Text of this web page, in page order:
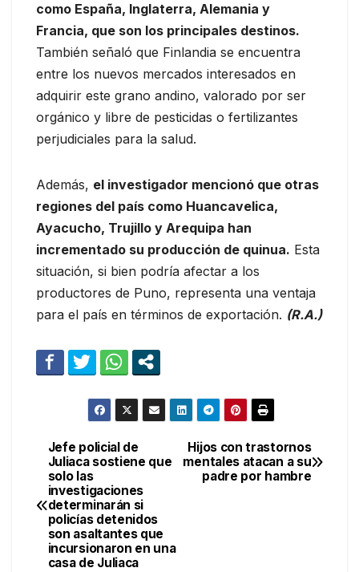
como España, Inglaterra, Alemania y
Francia, que son los principales destinos.
También señaló que Finlandia se encuentra
entre los nuevos mercados interesados en
adquirir este grano andino, valorado por ser
orgánico y libre de pesticidas o fertilizantes
perjudiciales para la salud.
Además, el investigador mencionó que otras
regiones del país como Huancavelica,
Ayacucho, Trujillo y Arequipa han
incrementado su producción de quinua. Esta
situación, si bien podría afectar a los
productores de Puno, representa una ventaja
para el país en términos de exportación. (R.A.)
Navegación
de
entradas
Hijos con trastornos
mentales atacan a su
padre por hambre
Jefe policial de
Juliaca sostiene que
solo las
investigaciones
determinarán si
policías detenidos
son asaltantes que
incursionaron en una
casa de Juliaca